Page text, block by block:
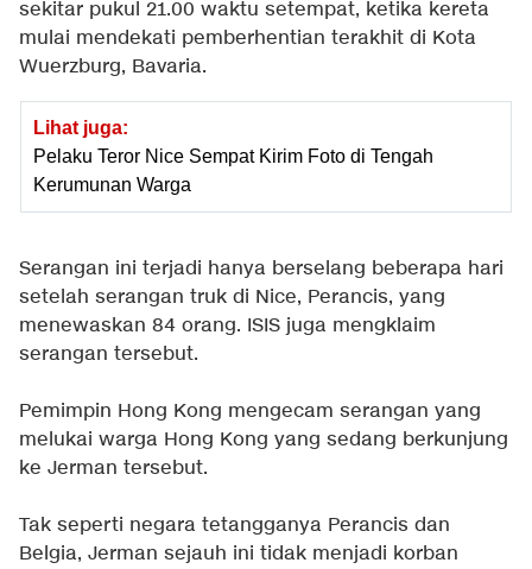
sekitar pukul 21.00 waktu setempat, ketika kereta
mulai mendekati pemberhentian terakhit di Kota
Wuerzburg, Bavaria.
Lihat juga:
Pelaku Teror Nice Sempat Kirim Foto di Tengah
Kerumunan Warga
Serangan ini terjadi hanya berselang beberapa hari
setelah serangan truk di Nice, Perancis, yang
menewaskan 84 orang. ISIS juga mengklaim
serangan tersebut.
Pemimpin Hong Kong mengecam serangan yang
melukai warga Hong Kong yang sedang berkunjung
ke Jerman tersebut.
Tak seperti negara tetangganya Perancis dan
Belgia, Jerman sejauh ini tidak menjadi korban